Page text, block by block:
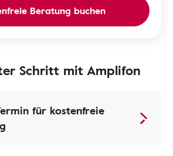
Beratung buchen
Schritt mit Amplifon
für kostenfreie